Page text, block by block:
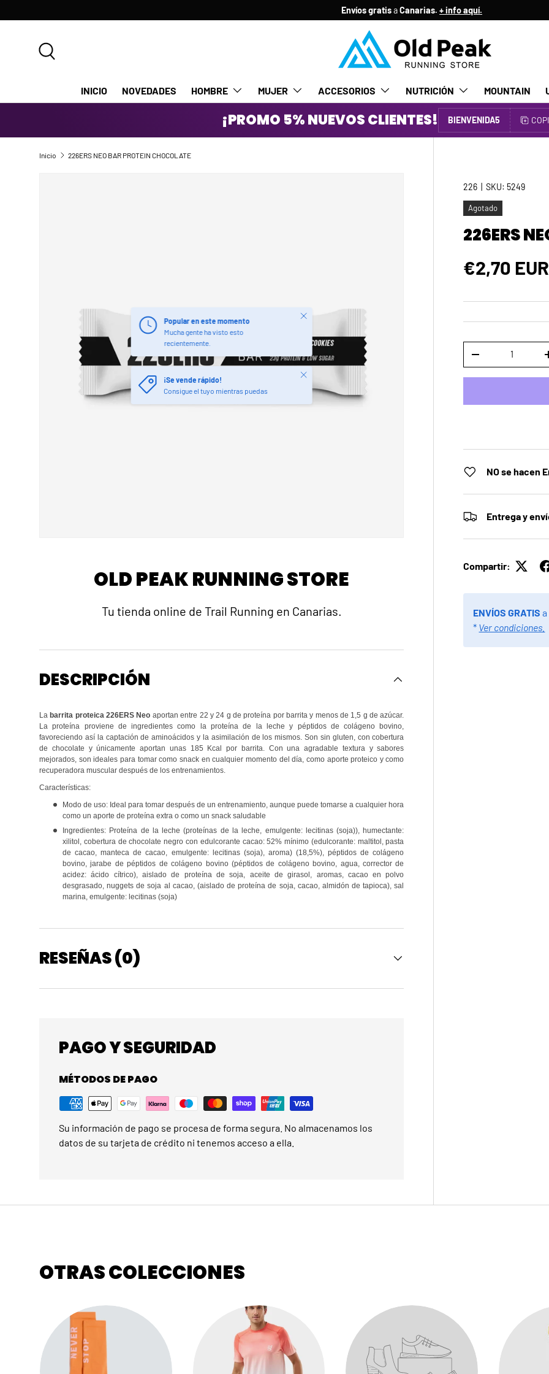
IR AL CONTENIDO
Envíos gratisaCanarias. + info aquí.
INICIO NOVEDADES HOMBRE MUJER ACCESORIOS NUTRICIÓN MOUNTAIN
¡PROMO 5% NUEVOS CLIENTES! BIENVENIDA5
Inicio 226ERS NEO BAR PROTEIN CHOCOLATE
¡Se vende rápido!
Consigue el tuyo mientras puedas
Cerrar
226 |SKU: 5249
Agotado
226ERS
Precio
€2,70 EUR
DISMINUIR
NO se hacen
Entrega y
Compartir:
ENVÍOS GRATIS
* Ver condiciones.
OLD PEAK RUNNING STORE
Tu tienda online de Trail Running en Canarias.
DESCRIPCIÓN
Labarrita proteica 226ERS Neo aportan entre 22 y 24 g de proteína por barrita y menos de 1,5 g de azúcar.
La proteína proviene de ingredientes como la proteína de la leche y péptidos de colágeno bovino,
favoreciendo así la captación de aminoácidos y la asimilación de los mismos. Son sin gluten, con cobertura
de chocolate y únicamente aportan unas 185 Kcal por barrita. Con una agradable textura y sabores
mejorados, son ideales para tomar como snack en cualquier momento del día, como aporte proteico y como
recuperadora muscular después de los entrenamientos.
Características:
Modo de uso: Ideal para tomar después de un entrenamiento, aunque puede tomarse a cualquier hora
como un aporte de proteína extra o como un snack saludable
Ingredientes: Proteína de la leche (proteínas de la leche, emulgente: lecitinas (soja)), humectante:
xilitol, cobertura de chocolate negro con edulcorante cacao: 52% mínimo (edulcorante: maltitol, pasta
de cacao, manteca de cacao, emulgente: lecitinas (soja), aroma) (18,5%), péptidos de colágeno
bovino, jarabe de péptidos de colágeno bovino (péptidos de colágeno bovino, agua, corrector de
acidez: ácido cítrico), aislado de proteína de soja, aceite de girasol, aromas, cacao en polvo
desgrasado, nuggets de soja al cacao, (aislado de proteína de soja, cacao, almidón de tapioca), sal
marina, emulgente: lecitinas (soja)
RESEÑAS (0)
PAGO Y SEGURIDAD
MÉTODOS DE PAGO
Su información de pago se procesa de forma segura. No almacenamos los
datos de su tarjeta de crédito ni tenemos acceso a ella.
OTRAS COLECCIONES
Suscríbete y recibe tu código de